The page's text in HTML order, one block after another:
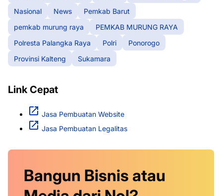
Nasional
News
Pemkab Barut
pemkab murung raya
PEMKAB MURUNG RAYA
Polresta Palangka Raya
Polri
Ponorogo
Provinsi Kalteng
Sukamara
Link Cepat
Jasa Pembuatan Website
Jasa Pembuatan Legalitas
Bangun Bisnis atau